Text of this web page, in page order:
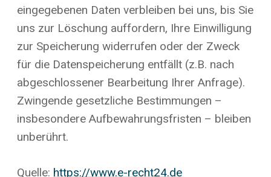
eingegebenen Daten verbleiben bei uns, bis Sie
uns zur Löschung auffordern, Ihre Einwilligung
zur Speicherung widerrufen oder der Zweck
für die Datenspeicherung entfällt (z.B. nach
abgeschlossener Bearbeitung Ihrer Anfrage).
Zwingende gesetzliche Bestimmungen –
insbesondere Aufbewahrungsfristen – bleiben
unberührt.
Quelle: https://www.e-recht24.de